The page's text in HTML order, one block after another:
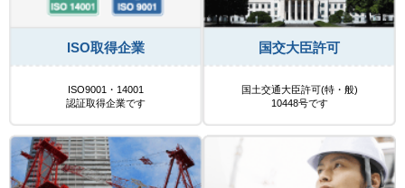
ISO取得企業
ISO9001・14001
認証取得企業です
国交大臣許可
国土交通大臣許可(特・般)
10448号です